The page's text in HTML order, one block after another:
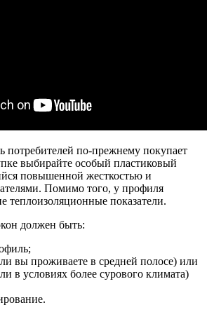
потребителей по-прежнему покупает
выбирайте особый пластиковый
повышенной жесткостью и
Помимо того, у профиля
теплоизоляционные показатели.
должен быть:
вы проживаете в средней полосе) или
в условиях более сурового климата)